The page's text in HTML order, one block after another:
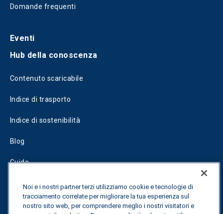
Domande frequenti
Eventi
Hub della conoscenza
Contenuto scaricabile
Indice di trasporto
Indice di sostenibilità
Blog
Guide
Fuel Savings Calculator
Calcolatore di ottimizzazione dei trasporti
Noi e i nostri partner terzi utilizziamo cookie e tecnologie di
tracciamento correlate per migliorare la tua esperienza sul
nostro sito web, per comprendere meglio i nostri visitatori e